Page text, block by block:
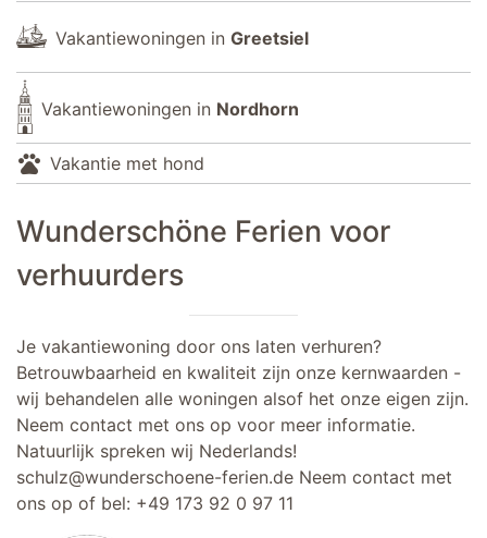
Vakantiewoningen in Greetsiel
Vakantiewoningen in Nordhorn
pets Vakantie met hond
Wunderschöne Ferien voor
verhuurders
Je vakantiewoning door ons laten verhuren?
Betrouwbaarheid en kwaliteit zijn onze kernwaarden -
wij behandelen alle woningen alsof het onze eigen zijn.
Neem contact met ons op voor meer informatie.
Natuurlijk spreken wij Nederlands!
schulz@wunderschoene-ferien.de Neem contact met
ons op of bel: +49 173 92 0 97 11